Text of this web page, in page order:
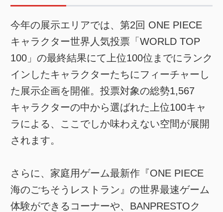
今年の展示エリアでは、第2回 ONE PIECE
キャラクター世界人気投票「WORLD TOP
100」の最終結果にて上位100位までにランク
インしたキャラクターたちにフィーチャーし
た展示企画を開催。投票対象の総勢1,567
キャラクターの中から選ばれた上位100キャ
ラによる、ここでしか味わえない空間が展開
されます。
さらに、家庭用ゲーム最新作『ONE PIECE
海のごちそうレストラン』の世界最速ゲーム
体験ができるコーナーや、BANPRESTOク